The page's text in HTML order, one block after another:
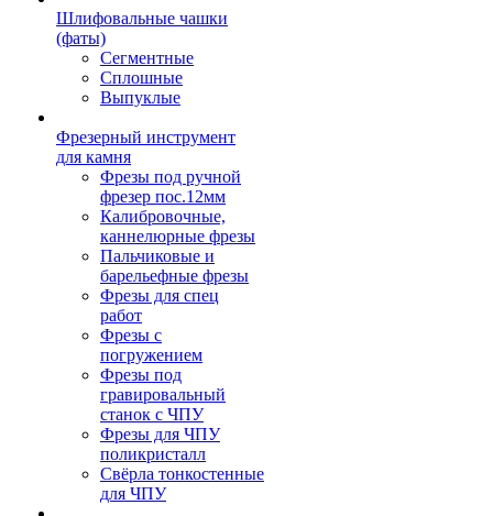
Шлифовальные чашки
(фаты)
Сегментные
Сплошные
Выпуклые
Фрезерный инструмент
для камня
Фрезы под ручной
фрезер пос.12мм
Калибровочные,
каннелюрные фрезы
Пальчиковые и
барельефные фрезы
Фрезы для спец
работ
Фрезы с
погружением
Фрезы под
гравировальный
станок с ЧПУ
Фрезы для ЧПУ
поликристалл
Свёрла тонкостенные
для ЧПУ